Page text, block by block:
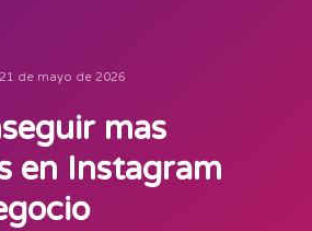
21 de mayo de 2026
mas
en Instagram